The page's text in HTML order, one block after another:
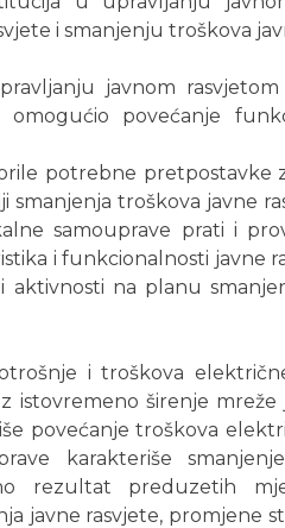
i smanjenju troškova
javnom
povećanje
potrebne pretpostavke
troškova javne
samouprave prati i
i funkcionalnosti javne
na planu
i troškova
širenje mreže
povećanje troškova
karakteriše
rezultat preduzetih
javne rasvjete, promjene